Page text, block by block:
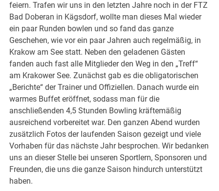
feiern. Trafen wir uns in den letzten Jahre noch in der FTZ
Bad Doberan in Kägsdorf, wollte man dieses Mal wieder
ein paar Runden bowlen und so fand das ganze
Geschehen, wie vor ein paar Jahren auch regelmäßig, in
Krakow am See statt. Neben den geladenen Gästen
fanden auch fast alle Mitglieder den Weg in den „Treff“
am Krakower See. Zunächst gab es die obligatorischen
„Berichte“ der Trainer und Offiziellen. Danach wurde ein
warmes Buffet eröffnet, sodass man für die
anschließenden 4,5 Stunden Bowling kräftemäßig
ausreichend vorbereitet war. Den ganzen Abend wurden
zusätzlich Fotos der laufenden Saison gezeigt und viele
Vorhaben für das nächste Jahr besprochen. Wir bedanken
uns an dieser Stelle bei unseren Sportlern, Sponsoren und
Freunden, die uns die ganze Saison hindurch unterstützt
haben.